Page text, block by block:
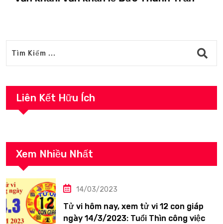
Liên Kết Hữu Ích
Xem Nhiều Nhất
14/03/2023
Tử vi hôm nay, xem tử vi 12 con giáp
ngày 14/3/2023: Tuổi Thìn công việc